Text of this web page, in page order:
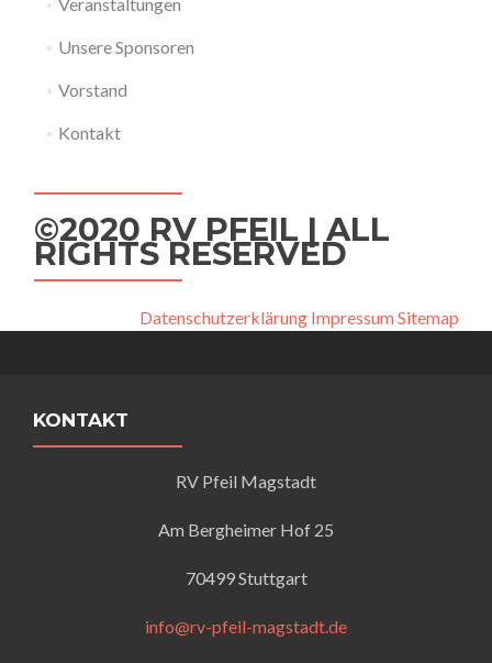
Unsere Sponsoren
Vorstand
Kontakt
©2020 RV PFEIL | ALL
RIGHTS RESERVED
Datenschutzerklärung ImpressumSitemap
KONTAKT
RV Pfeil Magstadt
Am Bergheimer Hof 25
70499 Stuttgart
info@rv-pfeil-magstadt.de